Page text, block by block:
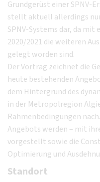
Grundgerüst einer SPNV-
stellt aktuell allerdings
SPNV-Systems dar, da
2020/2021 die weiteren
gelegt worden sind.
Der Vortrag zeichnet die
heute bestehenden
dem Hintergrund des
in der Metropolregion
Rahmenbedingungen
Angebots werden – mit
vorgestellt sowie die
Optimierung und
Standort